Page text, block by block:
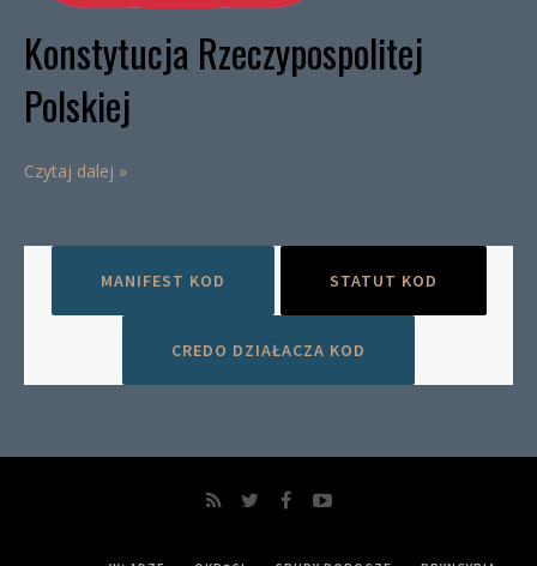
Konstytucja Rzeczypospolitej
Polskiej
Czytaj dalej »
MANIFEST KOD STATUT KOD
CREDO DZIAŁACZA KOD